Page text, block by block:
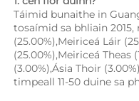
Táimid bunaithe in
tosaímid sa bhliain
(25.00%),Meiriceá Láir
(25.00%),Meiriceá Theas
(3.00%),Ásia Thoir
timpeall 11-50 duine sa